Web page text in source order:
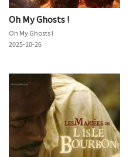
Oh My Ghosts !
Oh My Ghosts !
2025-10-26